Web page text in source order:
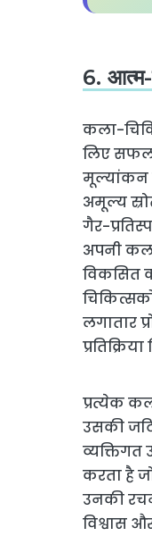
6. आत्म-
कला-
लिए
मूल्यांकन
अमूल्य
गैर-
अपनी
विकसित
लगातार
प्रत्येक
उसकी
व्यक्तिगत
करता है
उनकी
विश्वास